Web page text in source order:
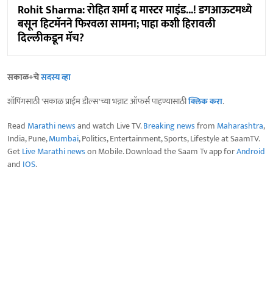
Rohit Sharma: रोहित शर्मा द मास्टर माइंड...! डगआऊटमध्ये
बसून हिटमॅनने फिरवला सामना; पाहा कशी हिरावली
दिल्लीकडून मॅच?
सकाळ+चेसदस्य व्हा
शॉपिंगसाठी 'सकाळ प्राईम डील्स'च्या भन्नाट ऑफर्स पाहण्यासाठीक्लिक करा.
Read Marathi newsand watch Live TV.Breaking newsfrom Maharashtra,
India, Pune,Mumbai, Politics, Entertainment, Sports, Lifestyle at SaamTV.
GetLive Marathi newson Mobile. Download the Saam Tv app forAndroid
and IOS.